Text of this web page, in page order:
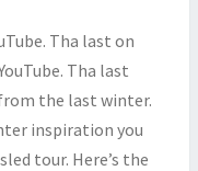
Tha last on